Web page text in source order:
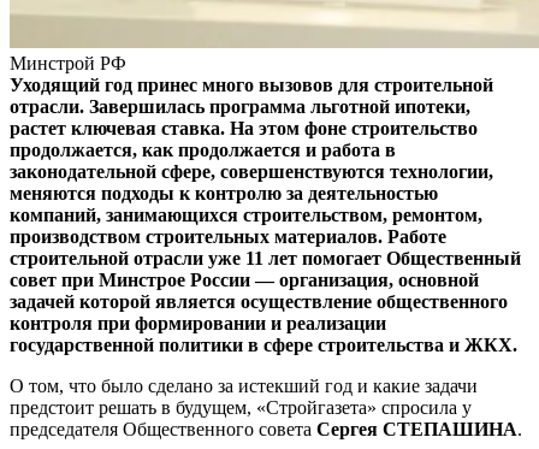
Минстрой РФ
Уходящий год принес много вызовов для строительной
отрасли. Завершилась программа льготной ипотеки,
растет ключевая ставка. На этом фоне строительство
продолжается, как продолжается и работа в
законодательной сфере, совершенствуются технологии,
меняются подходы к контролю за деятельностью
компаний, занимающихся строительством, ремонтом,
производством строительных материалов. Работе
строительной отрасли уже 11 лет помогает Общественный
совет при Минстрое России — организация, основной
задачей которой является осуществление общественного
контроля при формировании и реализации
государственной политики в сфере строительства и ЖКХ.
О том, что было сделано за истекший год и какие задачи
предстоит решать в будущем, «Стройгазета» спросила у
председателя Общественного совета Сергея СТЕПАШИНА.